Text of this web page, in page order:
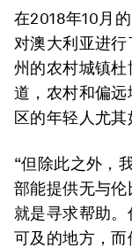
在2018年10月
对澳大利亚进
州的农村城镇
道，农村和偏
区的年轻人尤其
“但除此之外，
部能提供无与
就是寻求帮助
可及的地方，